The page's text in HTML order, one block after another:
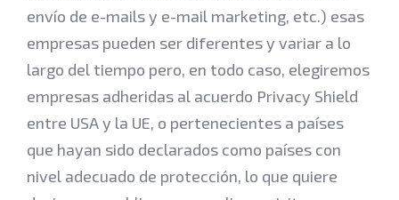
envío de e-mails y e-mail marketing, etc.) esas
empresas pueden ser diferentes y variar a lo
largo del tiempo pero, en todo caso, elegiremos
empresas adheridas al acuerdo Privacy Shield
entre USA y la UE, o pertenecientes a países
que hayan sido declarados como países con
nivel adecuado de protección, lo que quiere